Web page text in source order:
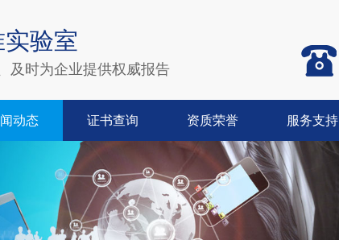
验室
及时为企业提供权威报告
动态 证书查询 资质荣誉 服务支持